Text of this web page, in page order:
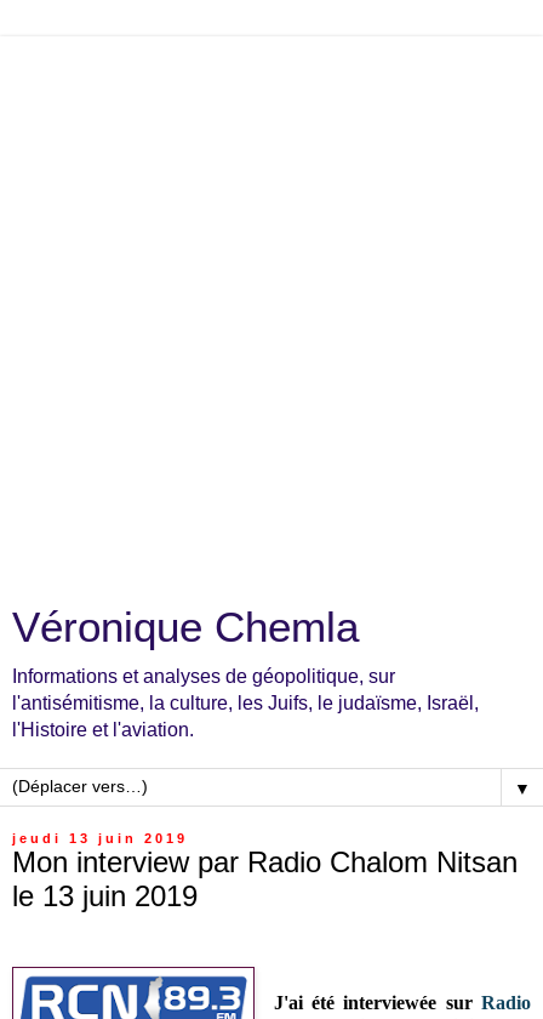
Véronique Chemla
Informations et analyses de géopolitique, sur
l'antisémitisme, la culture, les Juifs, le judaïsme, Israël,
l'Histoire et l'aviation.
▼
jeudi 13 juin 2019
Mon interview par Radio Chalom Nitsan
le 13 juin 2019
J'ai été interviewée sur Radio